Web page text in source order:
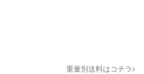
重量別送料はコチラ